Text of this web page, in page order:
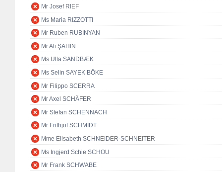
Mr Josef RIEF
Ms Maria RIZZOTTI
Mr Ruben RUBINYAN
Mr Ali ŞAHİN
Ms Ulla SANDBÆK
Ms Selin SAYEK BÖKE
Mr Filippo SCERRA
Mr Axel SCHÄFER
Mr Stefan SCHENNACH
Mr Frithjof SCHMIDT
Mme Elisabeth SCHNEIDER-SCHNEITER
Ms Ingjerd Schie SCHOU
Mr Frank SCHWABE